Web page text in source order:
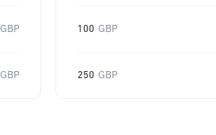
GBP
GBP
100 GBP
250 GBP